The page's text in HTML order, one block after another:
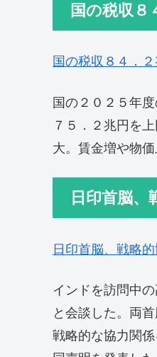
国の税収
国の税収８４．
国の２０２５年
７５．２兆円を
大。賃金増や物
日印首脳
日印首脳、戦略
インドを訪問中
と会談した。両
戦略的な協力関